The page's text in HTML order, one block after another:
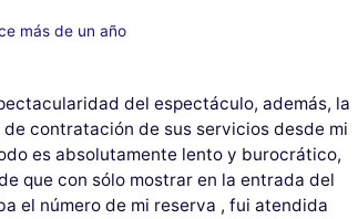
más de un año
del espectáculo, además, la
contratación de sus servicios desde mi
es absolutamente lento y burocrático,
que con sólo mostrar en la entrada del
el número de mi reserva , fui atendida